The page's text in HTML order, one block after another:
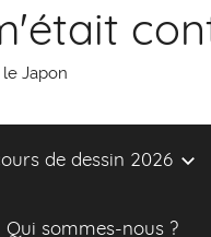
Japon
de dessin 2026
Qui sommes-nous ?